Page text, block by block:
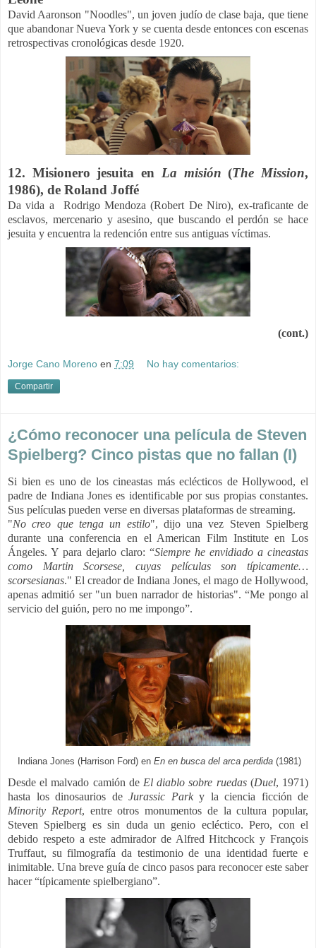
David Aaronson "Noodles", un joven judío de clase baja, que tiene
que abandonar Nueva York y se cuenta desde entonces con escenas
retrospectivas cronológicas desde 1920.
12. Misionero jesuita en La misión (The Mission,
1986), de Roland Joffé
Da vida a Rodrigo Mendoza (Robert De Niro), ex-traficante de
esclavos, mercenario y asesino, que buscando el perdón se hace
jesuita y encuentra la redención entre sus antiguas víctimas.
(cont.)
Jorge Cano Moreno en 7:09 No hay comentarios:
Compartir
¿Cómo reconocer una película de Steven
Spielberg? Cinco pistas que no fallan (I)
Si bien es uno de los cineastas más eclécticos de Hollywood, el
padre de Indiana Jones es identificable por sus propias constantes.
Sus películas pueden verse en diversas plataformas de streaming.
"No creo que tenga un estilo", dijo una vez Steven Spielberg
durante una conferencia en el American Film Institute en Los
Ángeles. Y para dejarlo claro: “Siempre he envidiado a cineastas
como Martin Scorsese, cuyas películas son típicamente…
scorsesianas." El creador de Indiana Jones, el mago de Hollywood,
apenas admitió ser "un buen narrador de historias". “Me pongo al
servicio del guión, pero no me impongo”.
Indiana Jones (Harrison Ford) en En en busca del arca perdida (1981)
Desde el malvado camión de El diablo sobre ruedas(Duel, 1971)
hasta los dinosaurios de Jurassic Parky la ciencia ficción de
Minority Report, entre otros monumentos de la cultura popular,
Steven Spielberg es sin duda un genio ecléctico. Pero, con el
debido respeto a este admirador de Alfred Hitchcock y François
Truffaut, su filmografía da testimonio de una identidad fuerte e
inimitable. Una breve guía de cinco pasos para reconocer este saber
hacer “típicamente spielbergiano”.